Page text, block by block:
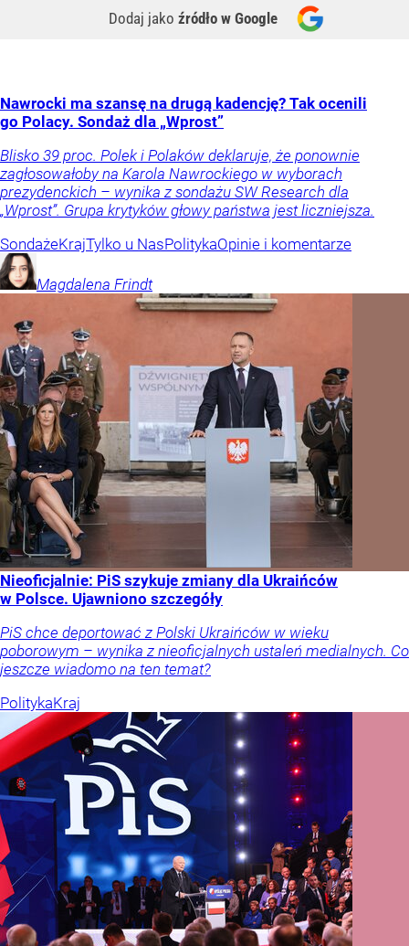
Dodaj jako źródło w Google
Nawrocki ma szansę na drugą kadencję? Tak ocenili
go Polacy. Sondaż dla „Wprost”
Blisko 39 proc. Polek i Polaków deklaruje, że ponownie
zagłosowałoby na Karola Nawrockiego w wyborach
prezydenckich – wynika z sondażu SW Research dla
„Wprost”. Grupa krytyków głowy państwa jest liczniejsza.
SondażeKrajTylko u NasPolitykaOpinie i komentarze
Magdalena Frindt
Nieoficjalnie: PiS szykuje zmiany dla Ukraińców
w Polsce. Ujawniono szczegóły
PiS chce deportować z Polski Ukraińców w wieku
poborowym – wynika z nieoficjalnych ustaleń medialnych. Co
jeszcze wiadomo na ten temat?
PolitykaKraj